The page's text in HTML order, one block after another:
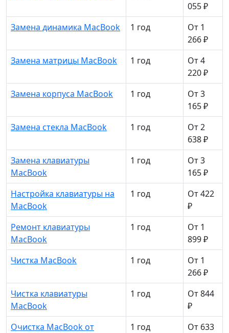
055 ₽
Замена динамика MacBook
1 год
От 1
266 ₽
Замена матрицы MacBook
1 год
От 4
220 ₽
Замена корпуса MacBook
1 год
От 3
165 ₽
Замена стекла MacBook
1 год
От 2
638 ₽
Замена клавиатуры
MacBook
1 год
От 3
165 ₽
Настройка клавиатуры на
MacBook
1 год
От 422
₽
Ремонт клавиатуры
MacBook
1 год
От 1
899 ₽
Чистка MacBook
1 год
От 1
266 ₽
Чистка клавиатуры
MacBook
1 год
От 844
₽
Очистка MacBook от
1 год
От 633